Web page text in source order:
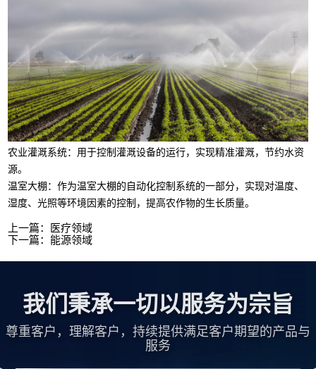
农业灌溉系统：用于控制灌溉设备的运行，实现精准灌溉，节约水资
源。
温室大棚：作为温室大棚的自动化控制系统的一部分，实现对温度、
湿度、光照等环境因素的控制，提高农作物的生长质量。
上一篇：
医疗领域
下一篇： 能源领域
我们秉承一切以服务为宗旨
尊重客户，理解客户，持续提供满足客户期望的产品与
服务